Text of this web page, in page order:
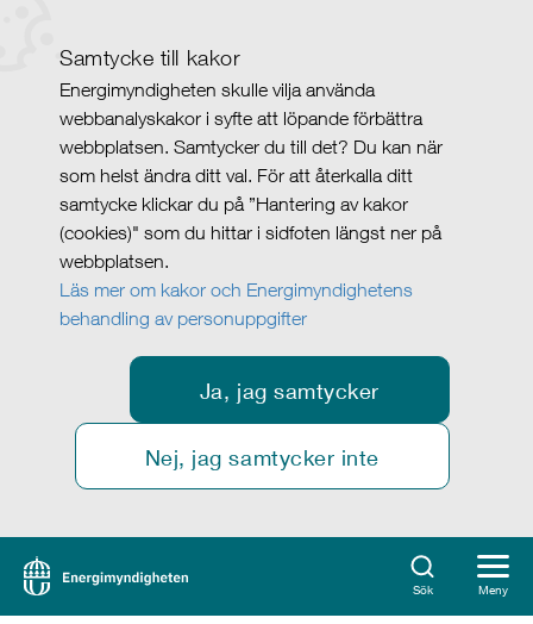
Samtycke till kakor
Energimyndigheten skulle vilja använda
webbanalyskakor i syfte att löpande förbättra
webbplatsen. Samtycker du till det? Du kan när
som helst ändra ditt val. För att återkalla ditt
samtycke klickar du på ”Hantering av kakor
(cookies)" som du hittar i sidfoten längst ner på
webbplatsen.
Läs mer om kakor och Energimyndighetens
behandling av personuppgifter
Ja, jag samtycker
Nej, jag samtycker inte
Sök Meny